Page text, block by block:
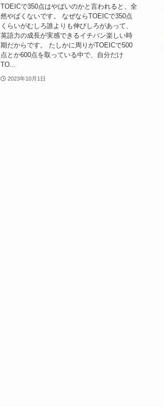
TOEICで350点はやばいのかと言われると、全
然やばくないです。 なぜならTOEICで350点
くらいがむしろ誰よりも伸びしろがあって、
英語力の成長が実感できるイチバン楽しい時
期だからです。 たしかに周りがTOEICで500
点とか600点を取っている中で、自分だけ
TO...
2023年10月1日